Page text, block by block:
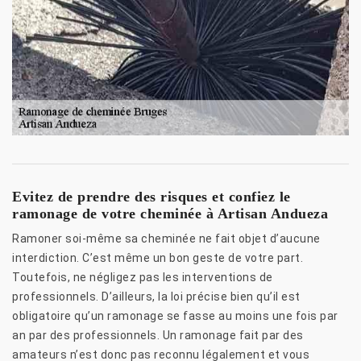
Evitez de prendre des risques et confiez le
ramonage de votre cheminée à Artisan Andueza
Ramoner soi-même sa cheminée ne fait objet d’aucune
interdiction. C’est même un bon geste de votre part.
Toutefois, ne négligez pas les interventions de
professionnels. D’ailleurs, la loi précise bien qu’il est
obligatoire qu’un ramonage se fasse au moins une fois par
an par des professionnels. Un ramonage fait par des
amateurs n’est donc pas reconnu légalement et vous